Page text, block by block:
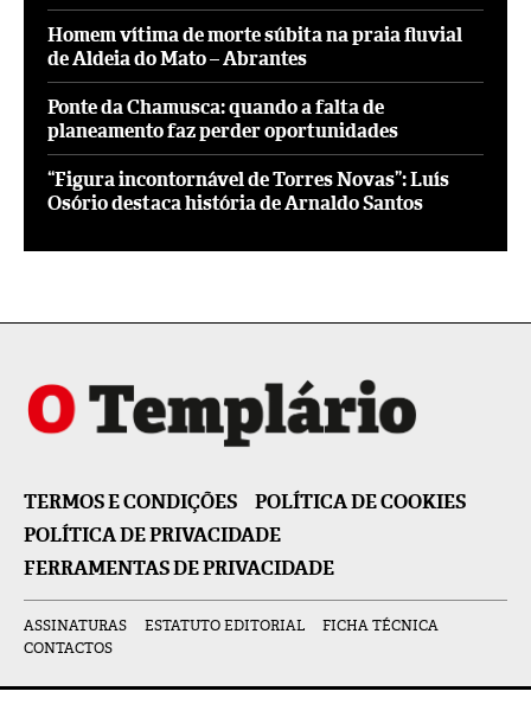
Homem vítima de morte súbita na praia fluvial
de Aldeia do Mato – Abrantes
Ponte da Chamusca: quando a falta de
planeamento faz perder oportunidades
“Figura incontornável de Torres Novas”: Luís
Osório destaca história de Arnaldo Santos
TERMOS E CONDIÇÕES
POLÍTICA DE COOKIES
POLÍTICA DE PRIVACIDADE
FERRAMENTAS DE PRIVACIDADE
ASSINATURAS ESTATUTO EDITORIAL
FICHA TÉCNICA
CONTACTOS